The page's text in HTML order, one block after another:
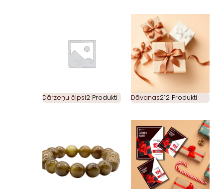
Dārzeņu čipsi2 Produkti Dāvanas212 Produkti